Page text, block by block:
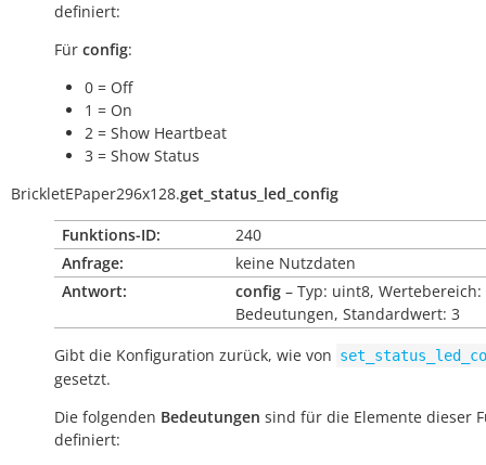
definiert:
Für config:
0 = Off
1 = On
2 = Show Heartbeat
3 = Show Status
BrickletEPaper296x128.get_status_led_config
Funktions-ID:
240
Anfrage:
keine Nutzdaten
Antwort:
config – Typ: uint8, Wertebereich:
Bedeutungen, Standardwert: 3
Gibt die Konfiguration zurück, wie von
gesetzt.
Die folgenden Bedeutungen sind für die Elemente dieser
definiert: